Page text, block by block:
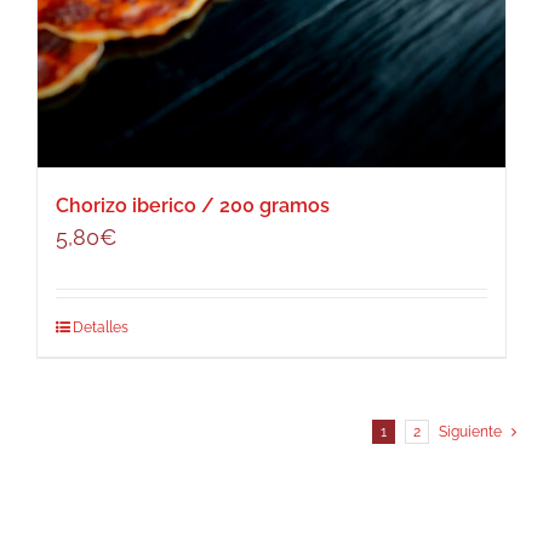
Chorizo iberico / 200 gramos
5,80€
Detalles
1 2 Siguiente